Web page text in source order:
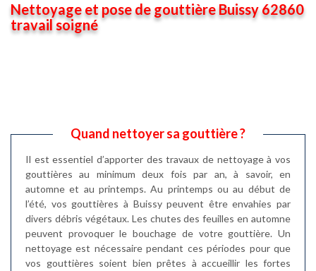
Nettoyage et pose de gouttière Buissy 62860
travail soigné
Quand nettoyer sa gouttière ?
Il est essentiel d’apporter des travaux de nettoyage à vos
gouttières au minimum deux fois par an, à savoir, en
automne et au printemps. Au printemps ou au début de
l’été, vos gouttières à Buissy peuvent être envahies par
divers débris végétaux. Les chutes des feuilles en automne
peuvent provoquer le bouchage de votre gouttière. Un
nettoyage est nécessaire pendant ces périodes pour que
vos gouttières soient bien prêtes à accueillir les fortes